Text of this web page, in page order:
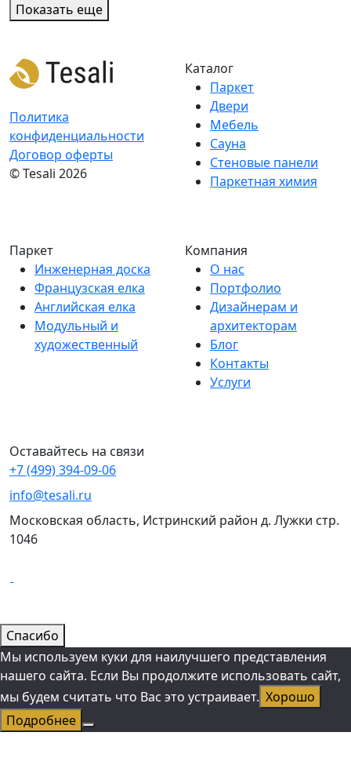
Показать еще
Политика
конфиденциальности
Договор оферты
© Tesali 2026
Каталог
Паркет
Двери
Мебель
Сауна
Стеновые панели
Паркетная химия
Паркет
Инженерная доска
Французская елка
Английская елка
Модульный и
художественный
Компания
О нас
Портфолио
Дизайнерам и
архитекторам
Блог
Контакты
Услуги
Оставайтесь на связи
+7 (499) 394-09-06
info@tesali.ru
Московская область, Истринский район д. Лужки стр.
1046
Спасибо
Мы используем куки для наилучшего представления
нашего сайта. Если Вы продолжите использовать сайт,
мы будем считать что Вас это устраивает. Хорошо
Подробнее